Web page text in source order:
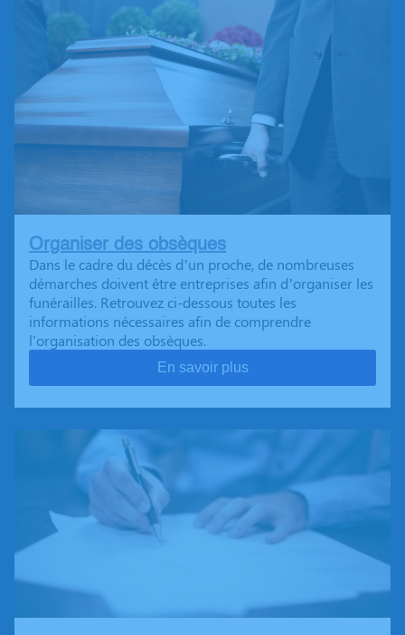
Organiser des obsèques
Dans le cadre du décès d’un proche, de nombreuses
démarches doivent être entreprises afin d’organiser les
funérailles. Retrouvez ci-dessous toutes les
informations nécessaires afin de comprendre
l'organisation des obsèques.
En savoir plus